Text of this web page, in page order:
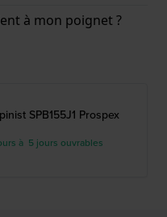
à mon poignet ?
SPB155J1 Prospex
à 5 jours ouvrables